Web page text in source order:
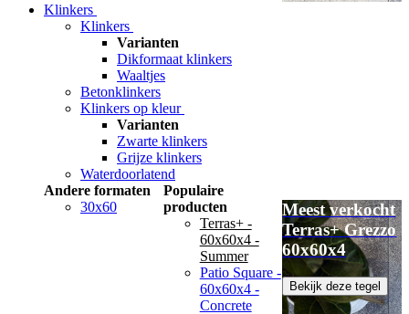
Klinkers
Klinkers
Varianten
Dikformaat klinkers
Waaltjes
Betonklinkers
Klinkers op kleur
Varianten
Zwarte klinkers
Grijze klinkers
Waterdoorlatend
Andere formaten
30x60
Populaire
producten
Terras+ -
60x60x4 -
Summer
Patio Square -
60x60x4 -
Concrete
Meest verkocht
Terras+ Grezzo
60x60x4
Bekijk deze tegel